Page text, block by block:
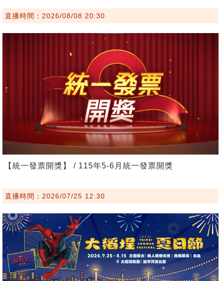
直播時間：2026/08/08 20:30
【統一發票開獎】 / 115年5-6月統一發票開獎
直播時間：2026/07/25 12:30